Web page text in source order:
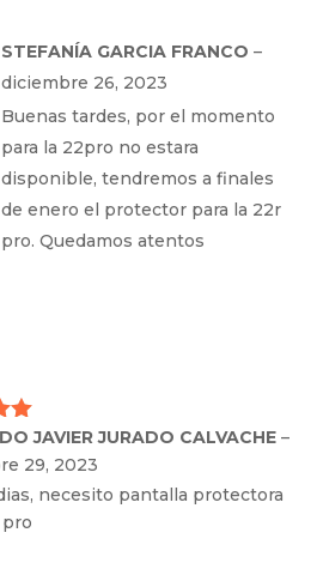
STEFANÍA GARCIA FRANCO –
diciembre 26, 2023
Buenas tardes, por el momento
para la 22pro no estara
disponible, tendremos a finales
de enero el protector para la 22r
pro. Quedamos atentos
5
JAVIER JURADO CALVACHE –
29, 2023
necesito pantalla protectora
pro